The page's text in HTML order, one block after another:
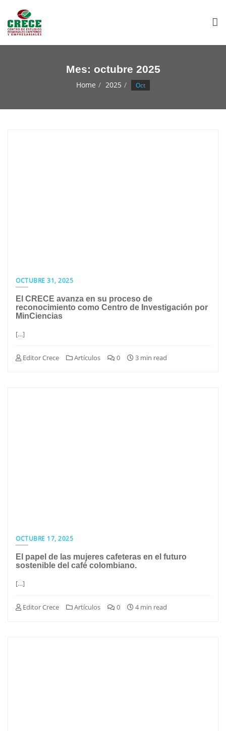
Mes: octubre 2025
Home 2025 Oct
OCTUBRE 31, 2025
El CRECE avanza en su proceso de
reconocimiento como Centro de Investigación por
MinCiencias
[…]
Editor Crece Artículos 0 3 min read
OCTUBRE 17, 2025
El papel de las mujeres cafeteras en el futuro
sostenible del café colombiano.
[…]
Editor Crece Artículos 0 4 min read